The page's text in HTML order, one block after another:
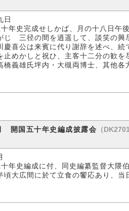
日
史完成せしかば、月の十八日午
ゞ三径の間を逍遥して、談笑の
喜公は来賓に代り謝辞を述べ、
めかしと祝ひ、主客十二分の歓
義雄氏坪内・大槻両博士、其他各
開国五十年史編成披露会 （
史編成に付、同史編纂監督大隈
大広間に於て立食の饗応あり、